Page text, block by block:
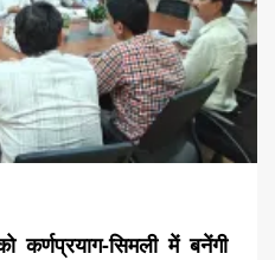
कर्णप्रयाग-सिमली में बनेंगी